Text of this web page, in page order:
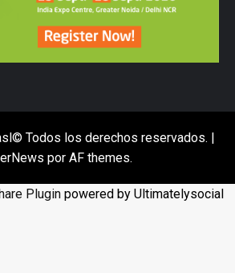
Todos los derechos reservados. |
por AF themes.
Plugin powered by Ultimatelysocial